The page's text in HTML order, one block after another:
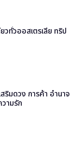
วทั่วออสเตรเลีย ทริป
ริมดวง การค้า อำนาจ
ามรัก